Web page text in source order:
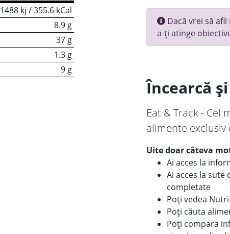
1488 kj / 355.6 kCal
8.9 g
37 g
1.3 g
9 g
Dacă vrei să
a-ți atinge
Încearcă
Eat & Track -
alimente exclusiv
Uite doar câteva
Ai acces la
Ai acces la
completate
Poți vedea
Poți căuta
Poți compara